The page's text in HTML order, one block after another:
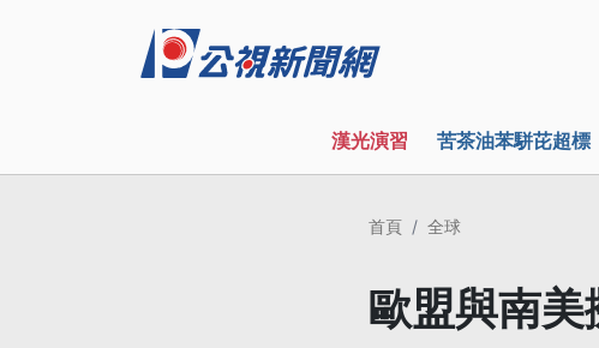
漢光演習 苦茶油苯駢芘超標
首頁 全球
歐盟與南